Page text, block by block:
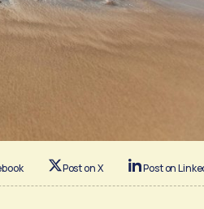
Post on X Post on